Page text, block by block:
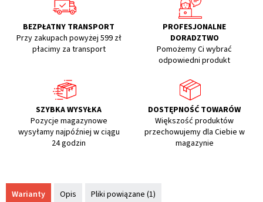
BEZPŁATNY TRANSPORT
Przy zakupach powyżej 599 zł
płacimy za transport
PROFESJONALNE
DORADZTWO
Pomożemy Ci wybrać
odpowiedni produkt
SZYBKA WYSYŁKA
Pozycje magazynowe
wysyłamy najpóźniej w ciągu
24 godzin
DOSTĘPNOŚĆ TOWARÓW
Większość produktów
przechowujemy dla Ciebie w
magazynie
Warianty Opis Pliki powiązane (1)